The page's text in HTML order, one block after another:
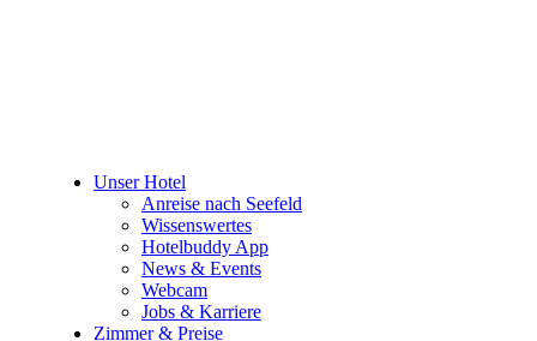
Unser Hotel
Anreise nach Seefeld
Wissenswertes
Hotelbuddy App
News & Events
Webcam
Jobs & Karriere
Zimmer & Preise